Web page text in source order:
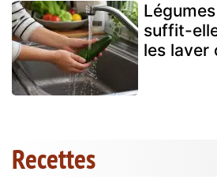
suffit-
les laver
Recettes